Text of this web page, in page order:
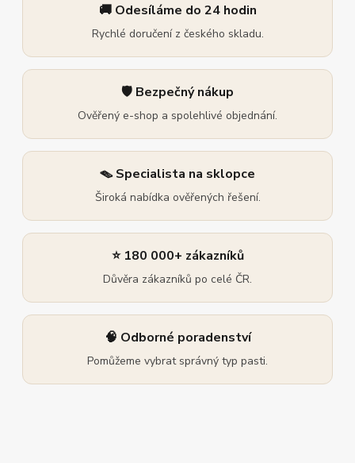
🚚 Odesíláme do 24 hodin
Rychlé doručení z českého skladu.
🛡️ Bezpečný nákup
Ověřený e-shop a spolehlivé objednání.
🪤 Specialista na sklopce
Široká nabídka ověřených řešení.
⭐ 180 000+ zákazníků
Důvěra zákazníků po celé ČR.
🧠 Odborné poradenství
Pomůžeme vybrat správný typ pasti.